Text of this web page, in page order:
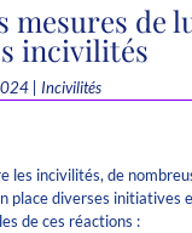
mesures de
incivilités
| Incivilités
les incivilités, de
place diverses initiatives
de ces réactions :